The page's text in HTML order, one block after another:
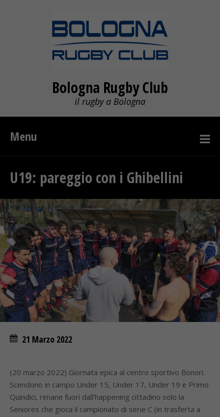
Bologna Rugby Club
il rugby a Bologna
Menu
U19: pareggio con i Ghibellini
21 Marzo 2022
(20 marzo 2022) Giornata epica al centro sportivo Bonori.
Scendono in campo Under 15, Under 17, Under 19 e Primo
Quindici, rimane fuori dall’happening cittadino solo la
Seniores che gioca il campionato di serie C (in trasferta a